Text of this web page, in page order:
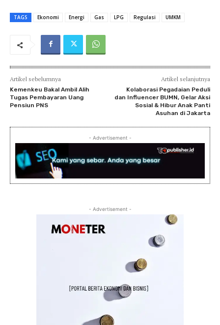
TAGS Ekonomi Energi Gas LPG Regulasi UMKM
Artikel sebelumnya
Kemenkeu Bakal Ambil Alih
Tugas Pembayaran Uang
Pensiun PNS
Artikel selanjutnya
Kolaborasi Pegadaian Peduli
dan Influencer BUMN, Gelar Aksi
Sosial & Hibur Anak Panti
Asuhan di Jakarta
- Advertisement -
- Advertisement -